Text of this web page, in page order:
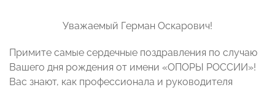
Уважаемый Герман Оскарович!
Примите самые сердечные поздравления по случаю
Вашего дня рождения от имени «ОПОРЫ РОССИИ»!
Вас знают, как профессионала и руководителя